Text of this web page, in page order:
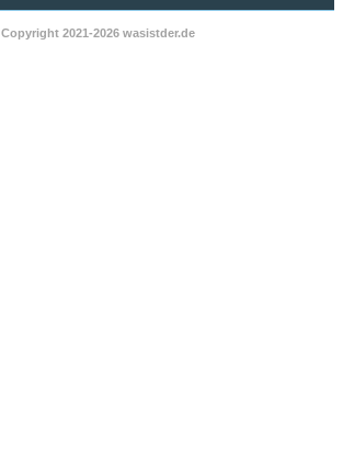
Copyright 2021-2026 wasistder.de